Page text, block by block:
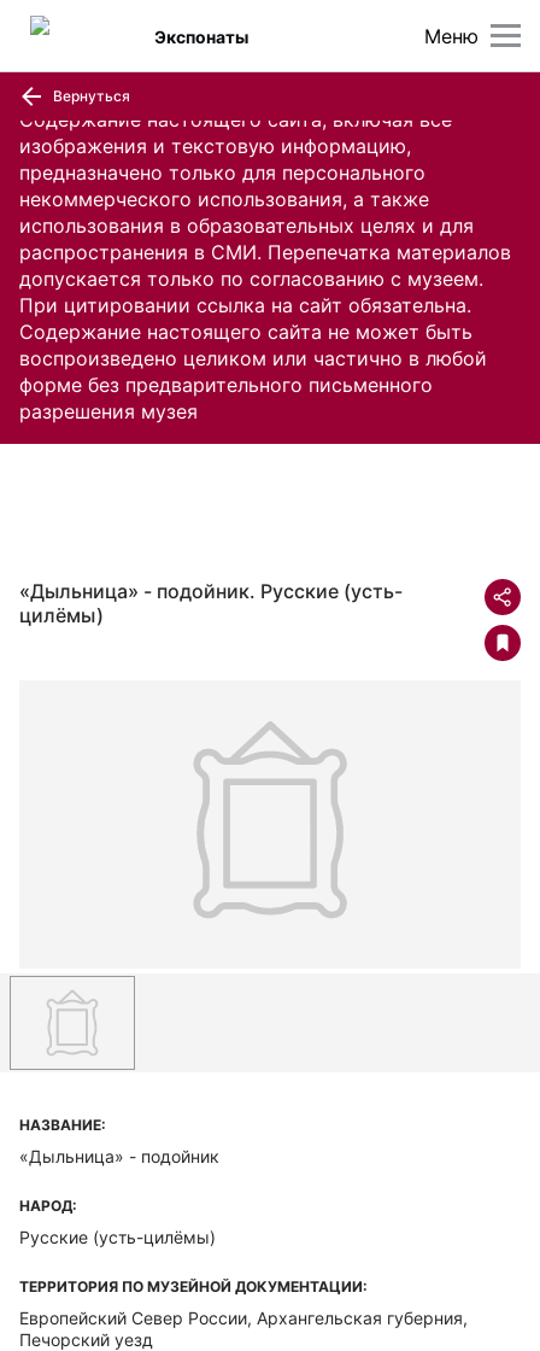
Содержание настоящего сайта, включая все
изображения и текстовую информацию,
предназначено только для персонального
некоммерческого использования, а также
использования в образовательных целях и для
распространения в СМИ. Перепечатка материалов
допускается только по согласованию с музеем.
При цитировании ссылка на сайт обязательна.
Содержание настоящего сайта не может быть
воспроизведено целиком или частично в любой
форме без предварительного письменного
разрешения музея
Меню
Экспонаты
Вернуться
«Дыльница» - подойник. Русские (усть-
цилёмы)
НАЗВАНИЕ:
«Дыльница» - подойник
НАРОД:
Русские (усть-цилёмы)
ТЕРРИТОРИЯ ПО МУЗЕЙНОЙ ДОКУМЕНТАЦИИ:
Европейский Север России, Архангельская губерния,
Печорский уезд